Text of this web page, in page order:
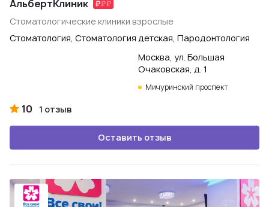
АльбертКлиник
Стоматологические клиники взрослые
Стоматология, Стоматология детская, Пародонтология
Москва, ул. Большая
Очаковская, д. 1
Мичуринский проспект
10 1 отзыв
Оставить отзыв